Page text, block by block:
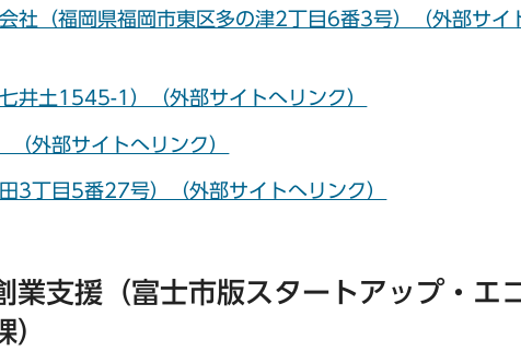
社（福岡県福岡市東区多の津2丁目6番3号）（外部サイ
井土1545-1）（外部サイトへリンク）
外部サイトへリンク）
3丁目5番27号）（外部サイトへリンク）
業支援（富士市版スタートアップ・エ